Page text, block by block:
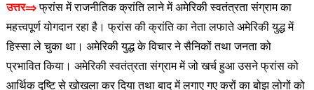
उत्तर⇒फ्रांस में राजनीतिक क्रांति लाने में अमेरिकी स्वतंत्रता संग्राम का
महत्त्वपूर्ण योगदान रहा है। फ्रांस की क्रांति का नेता लफाते अमेरिकी युद्ध में
हिस्सा ले चुका था। अमेरिकी युद्ध के विचार ने सैनिकों तथा जनता को
प्रभावित किया। अमेरिकी स्वतंत्रता संग्राम में जो खर्च हुआ उसने फ्रांस को
आर्थिक दृष्टि से खोखला कर दिया तथा बाद में लगाए गए करों का बोझ लोगों को